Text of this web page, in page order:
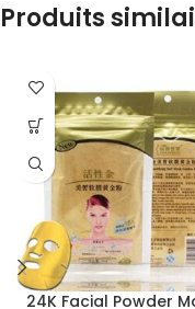
Produits
24K Facial Powder